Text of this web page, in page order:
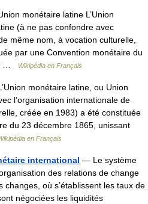
monétaire latine L’Union
(à ne pas confondre avec
même nom, à vocation culturelle,
par une Convention monétaire du
…
Wikipédia en Français
monétaire latine, ou Union
l’organisation internationale de
créée en 1983) a été constituée
du 23 décembre 1865, unissant
en Français
international — Le système
des relations de change
où s’établissent les taux de
négociées les liquidités